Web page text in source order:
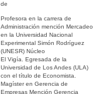
de
Profesora en la carrera de
Administración mención Mercadeo
en la Universidad Nacional
Experimental Simón Rodríguez
(UNESR) Núcleo
El Vigía. Egresada de la
Universidad de Los Andes (ULA)
con el título de Economista.
Magíster en Gerencia de
Empresas Mención Gerencia